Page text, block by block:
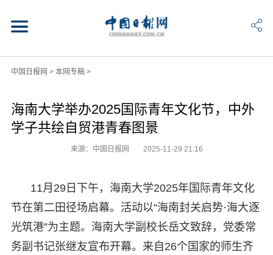
中国日报网 > 本网专稿>
海南大学举办2025国际青年文化节，中外
学子共绘自贸港青春图景
来源：中国日报网 2025-11-29 21:16
11月29日下午，海南大学2025年国际青年文化
节在第二田径场启幕。活动以“海南封关启势·海大逐
光筑港”为主题。海南大学副校长岳文致辞，党委常
务副书记张继友宣布开幕。来自26个国家的师生齐